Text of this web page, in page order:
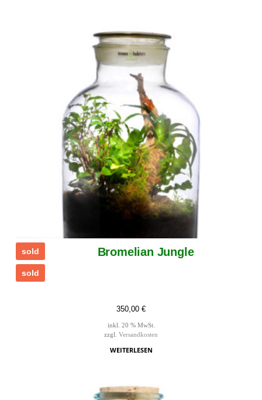
sold
sold
Bromelian Jungle
350,00 €
inkl. 20 % MwSt.
zzgl. Versandkosten
WEITERLESEN